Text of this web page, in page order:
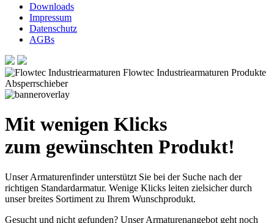
Downloads
Impressum
Datenschutz
AGBs
Mit wenigen Klicks
zum gewünschten Produkt!
Unser Armaturenfinder unterstützt Sie bei der Suche nach der
richtigen Standardarmatur. Wenige Klicks leiten zielsicher durch
unser breites Sortiment zu Ihrem Wunschprodukt.
Gesucht und nicht gefunden? Unser Armaturenangebot geht noch